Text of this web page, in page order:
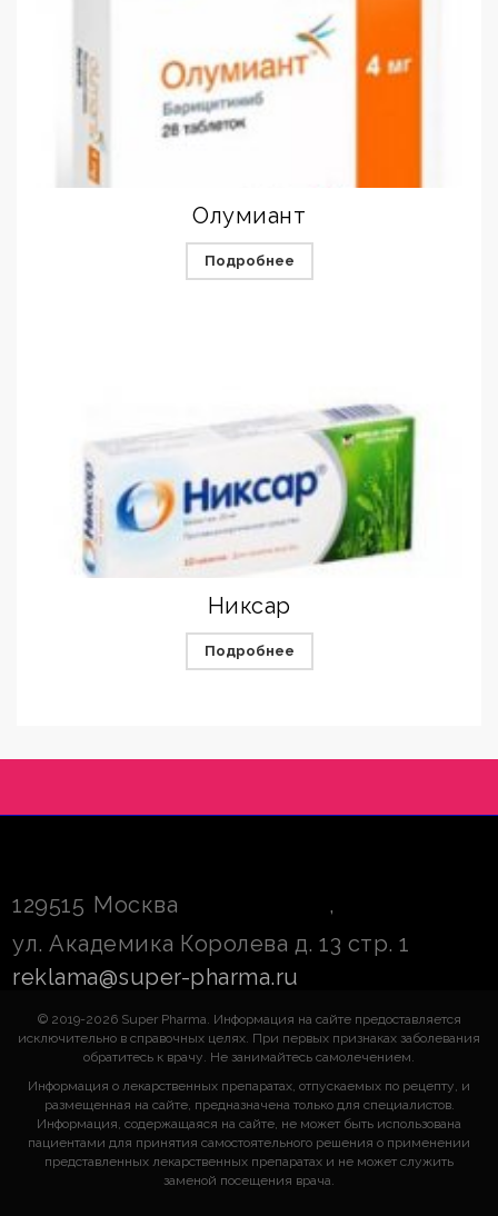
Олумиант
Подробнее
Никсар
Подробнее
129515 Москва
,
ул. Академика Королева д. 13 стр. 1
reklama@super-pharma.ru
© 2019-2026 Super Pharma. Информация на сайте предоставляется
исключительно в справочных целях. При первых признаках заболевания
обратитесь к врачу. Не занимайтесь самолечением.
Информация о лекарственных препаратах, отпускаемых по рецепту, и
размещенная на сайте, предназначена только для специалистов.
Информация, содержащаяся на сайте, не может быть использована
пациентами для принятия самостоятельного решения о применении
представленных лекарственных препаратах и не может служить
заменой посещения врача.